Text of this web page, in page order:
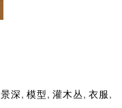
景深, 模型 , 灌木丛, 衣服 ,